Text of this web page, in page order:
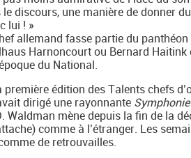
discours, une manière de donner
lui ! »
allemand fasse partie du
Harnoncourt ou Bernard
du National.
édition des Talents chefs
dirigé une rayonnante Symphonie
Waldman mène depuis la fin de la
comme à l’étranger. Les
de retrouvailles.